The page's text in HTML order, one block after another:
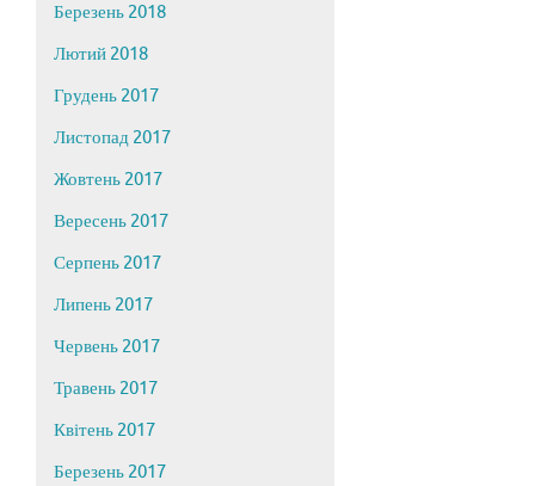
Березень 2018
Лютий 2018
Грудень 2017
Листопад 2017
Жовтень 2017
Вересень 2017
Серпень 2017
Липень 2017
Червень 2017
Травень 2017
Квітень 2017
Березень 2017